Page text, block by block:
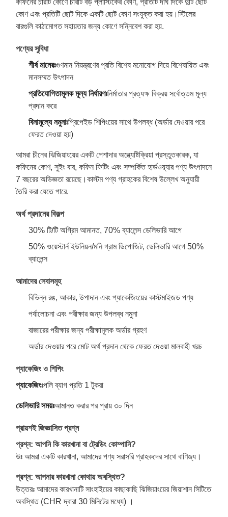
কফিনের চারটি কোণে চারটি বড় প্লাস্টিকের কোণ, প্রতিটি দীর্ঘ দিকে দুটি ছোট
কোণ এবং প্রতিটি ছোট দিকে একটি ছোট কোণ সংযুক্ত করা হয়।স্টিলের
বারগুলি কাঠামোগত সহায়তার জন্য কোণে সন্নিবেশ করা হয়.
পণ্যের সুবিধা
শীর্ষ মানেরঃগুণমান নিয়ন্ত্রণের প্রতি বিশেষ মনোযোগ দিয়ে বিশেষায়িত এবং
মানসম্মত উৎপাদন
প্রতিযোগিতামূলক মূল্য নির্ধারণঃনির্মাতার প্রত্যক্ষ বিক্রয় সর্বোত্তম মূল্য
প্রদান করে
বিনামূল্যে নমুনাঃপ্রিপেইড শিপিংয়ের সাথে উপলব্ধ (অর্ডার দেওয়ার পরে
ফেরত দেওয়া হয়)
আমরা চীনের ঝিজিয়াংয়ের একটি পেশাদার অন্ত্যেষ্টিক্রিয়া প্রস্তুতকারক, যা
কফিনের কোণ, সুইং বার, কফিন ফিটিং এবং সম্পর্কিত হার্ডওয়্যার পণ্য উৎপাদনে
7 বছরের অভিজ্ঞতা রয়েছে।কাস্টম পণ্য গ্রাহকের বিশেষ উল্লেখ অনুযায়ী
তৈরি করা যেতে পারে.
অর্থ প্রদানের বিকল্প
30% টি/টি অগ্রিম আমানত, 70% ব্যালেন্স ডেলিভারি আগে
50% ওয়েস্টার্ন ইউনিয়ন/মনি গ্রাম ডিপোজিট, ডেলিভারি আগে 50%
ব্যালেন্স
আমাদের সেবাসমূহ
বিভিন্ন রঙ, আকার, উপাদান এবং প্যাকেজিংয়ের কাস্টমাইজড পণ্য
পর্যালোচনা এবং পরীক্ষার জন্য উপলব্ধ নমুনা
বাজারের পরীক্ষার জন্য পরীক্ষামূলক অর্ডার গ্রহণ
অর্ডার দেওয়ার পরে মোট অর্থ প্রদান থেকে ফেরত দেওয়া মালবাহী খরচ
প্যাকেজিং ও শিপিং
প্যাকেজিংঃপলি ব্যাগ প্রতি 1 টুকরা
ডেলিভারি সময়ঃআমানত করার পর প্রায় ৩০ দিন
প্রায়শই জিজ্ঞাসিত প্রশ্ন
প্রশ্ন: আপনি কি কারখানা বা ট্রেডিং কোম্পানি?
উঃ আমরা একটি কারখানা, আমাদের পণ্য সরাসরি গ্রাহকদের সাথে বাণিজ্য।
প্রশ্ন: আপনার কারখানা কোথায় অবস্থিত?
উত্তরঃ আমাদের কারখানাটি সাংহাইয়ের কাছাকাছি ঝিজিয়াংয়ের জিয়াশান সিটিতে
অবস্থিত (CHR দ্বারা 30 মিনিটের মধ্যে) ।